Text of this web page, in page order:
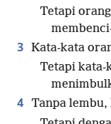
Tetapi
3 Kata-kata
Tetapi kata-
4 Tanpa